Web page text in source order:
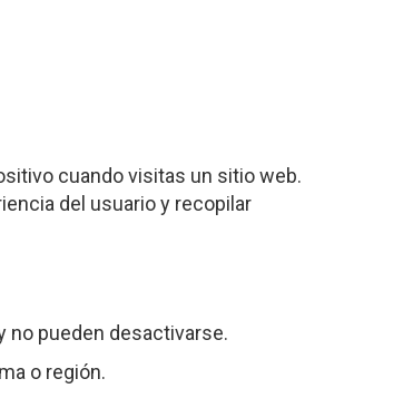
cuando visitas un sitio web.
del usuario y recopilar
no pueden desactivarse.
o región.